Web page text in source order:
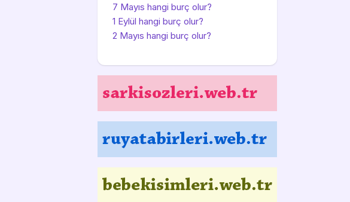
7 Mayıs hangi burç olur?
1 Eylül hangi burç olur?
2 Mayıs hangi burç olur?